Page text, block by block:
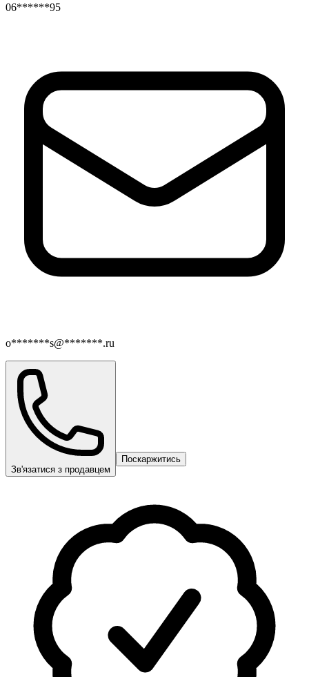
06******95
o*******s@*******.ru
Зв'язатися з продавцем
Поскаржитись